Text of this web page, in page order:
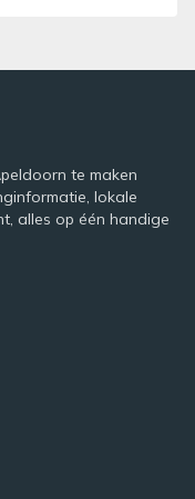
te maken
lokale
alles op één handige